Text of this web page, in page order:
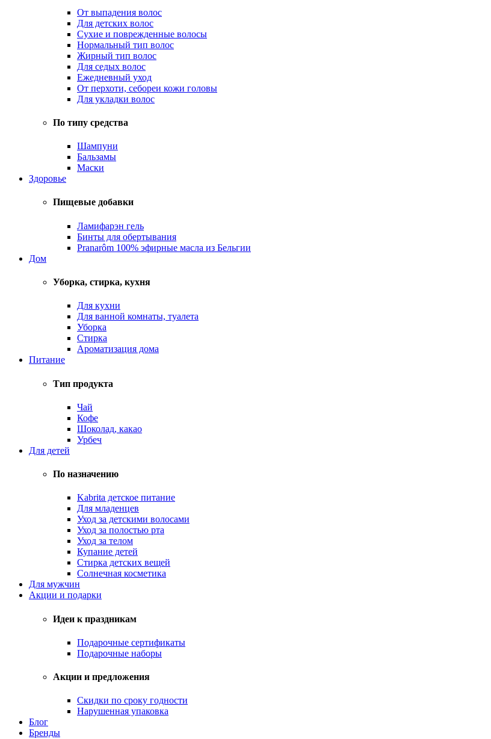
От выпадения волос
Для детских волос
Сухие и поврежденные волосы
Нормальный тип волос
Жирный тип волос
Для седых волос
Ежедневный уход
От перхоти, себореи кожи головы
Для укладки волос
По типу средства
Шампуни
Бальзамы
Маски
Здоровье
Пищевые добавки
Ламифарэн гель
Бинты для обертывания
Pranarôm 100% эфирные масла из Бельгии
Дом
Уборка, стирка, кухня
Для кухни
Для ванной комнаты, туалета
Уборка
Стирка
Ароматизация дома
Питание
Тип продукта
Чай
Кофе
Шоколад, какао
Урбеч
Для детей
По назначению
Kabrita детское питание
Для младенцев
Уход за детскими волосами
Уход за полостью рта
Уход за телом
Купание детей
Стирка детских вещей
Солнечная косметика
Для мужчин
Акции и подарки
Идеи к праздникам
Подарочные сертификаты
Подарочные наборы
Акции и предложения
Скидки по сроку годности
Нарушенная упаковка
Блог
Бренды